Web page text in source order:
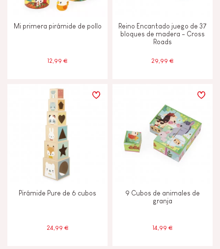
2 - 3 años
4 - 5 años
Menos de 2 años
Mi primera pirámide de pollo
12,99 €
Reino Encantado juego de 37
bloques de madera - Cross
Roads
29,99 €
Pirámide Pure de 6 cubos
24,99 €
9 Cubos de animales de
granja
14,99 €